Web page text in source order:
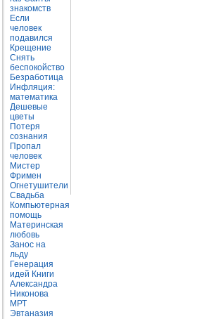
знакомств
Если
человек
подавился
Крещение
Снять
беспокойство
Безработица
Инфляция:
математика
Дешевые
цветы
Потеря
сознания
Пропал
человек
Мистер
Фримен
Огнетушители
Свадьба
Компьютерная
помощь
Материнская
любовь
Занос на
льду
Генерация
идей Книги
Александра
Никонова
МРТ
Эвтаназия